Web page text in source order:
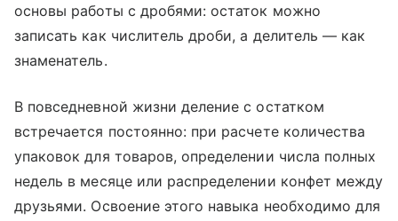
основы работы с дробями: остаток можно
записать как числитель дроби, а делитель — как
знаменатель.
В повседневной жизни деление с остатком
встречается постоянно: при расчете количества
упаковок для товаров, определении числа полных
недель в месяце или распределении конфет между
друзьями. Освоение этого навыка необходимо для